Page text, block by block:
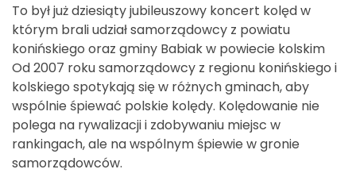
To był już dziesiąty jubileuszowy koncert kolęd w
którym brali udział samorządowcy z powiatu
konińskiego oraz gminy Babiak w powiecie kolskim
Od 2007 roku samorządowcy z regionu konińskiego i
kolskiego spotykają się w różnych gminach, aby
wspólnie śpiewać polskie kolędy. Kolędowanie nie
polega na rywalizacji i zdobywaniu miejsc w
rankingach, ale na wspólnym śpiewie w gronie
samorządowców.